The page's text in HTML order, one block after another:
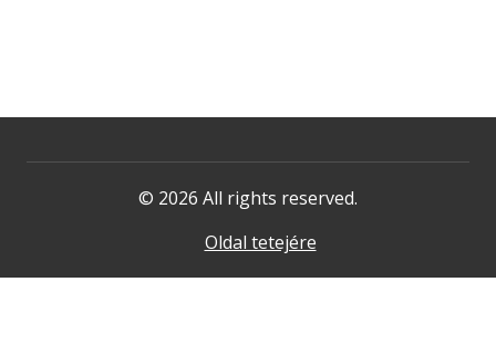
© 2026 All rights reserved.
Oldal tetejére